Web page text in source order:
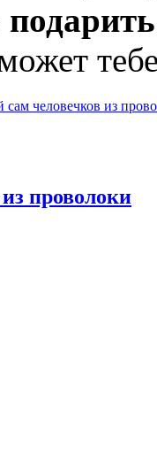
сам человечков из
проволоки